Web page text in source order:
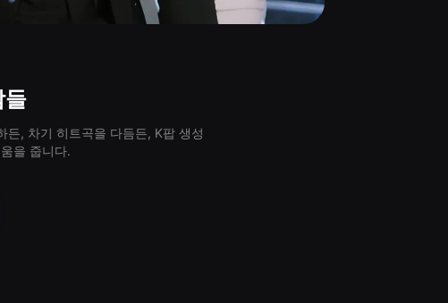
들
든, 차기 히트곡을 다듬든, K팝 생성
을 줍니다.